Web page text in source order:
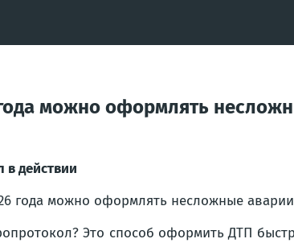
можно оформлять
в действии
года можно оформлять несложные
Это способ оформить ДТП